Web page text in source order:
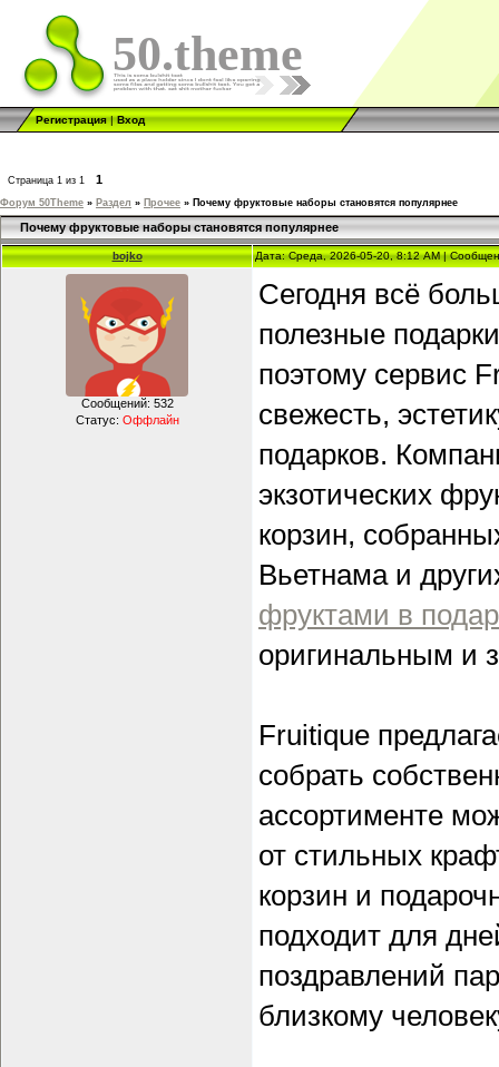
50.theme
Регистрация|Вход
Страница 1 из 1 1
Форум 50Theme » Раздел » Прочее » Почему фруктовые наборы становятся популярнее
Почему фруктовые наборы становятся популярнее
bojko Дата: Среда, 2026-05-20, 8:12 AM |
Сообщений: 532
Статус: Оффлайн
Сегодня всё
полезные
поэтому сервис
свежесть,
подарков.
экзотических
корзин,
Вьетнама и
фруктами в
оригинальным и
Fruitique
собрать
ассортименте
от стильных
корзин и
подходит для
поздравлений
близкому